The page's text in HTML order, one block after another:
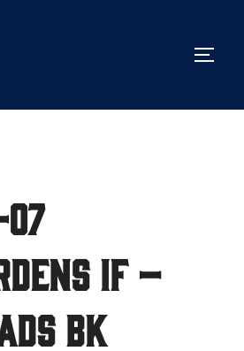
IF –
BK